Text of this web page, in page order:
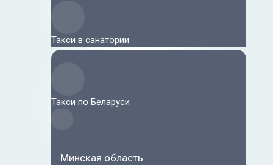
Такси в санатории
Такси по Беларуси
Минская область